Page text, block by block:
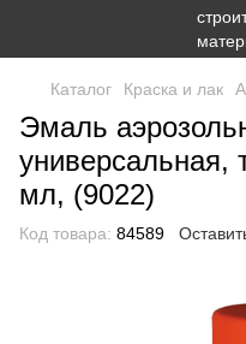
Каталог Краска и лак
Эмаль
универсальная,
мл, (9022)
Код товара: 84589